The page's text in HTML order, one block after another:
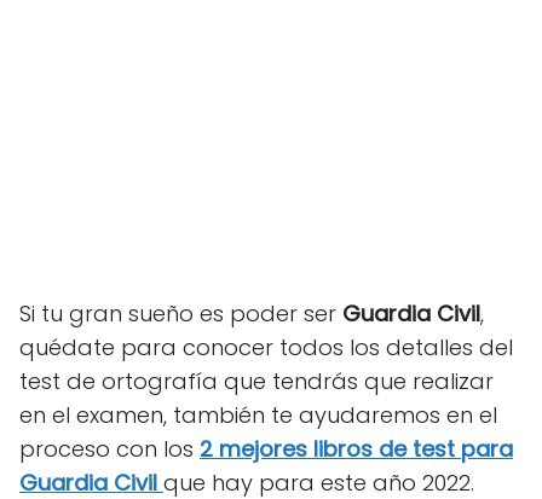
Si tu gran sueño es poder ser Guardia Civil,
quédate para conocer todos los detalles del
test de ortografía que tendrás que realizar
en el examen, también te ayudaremos en el
proceso con los 2 mejores libros de test para
Guardia Civil que hay para este año 2022.